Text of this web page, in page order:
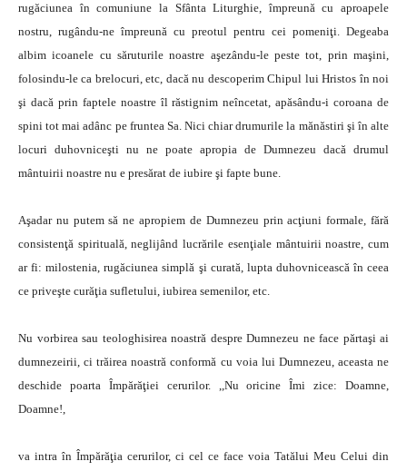
rugăciunea în comuniune la Sfânta Liturghie, împreună cu aproapele
nostru, rugându-ne împreună cu preotul pentru cei pomeniţi. Degeaba
albim icoanele cu săruturile noastre aşezându-le peste tot, prin maşini,
folosindu-le ca brelocuri, etc, dacă nu descoperim Chipul lui Hristos în noi
şi dacă prin faptele noastre îl răstignim neîncetat, apăsându-i coroana de
spini tot mai adânc pe fruntea Sa. Nici chiar drumurile la mănăstiri şi în alte
locuri duhovniceşti nu ne poate apropia de Dumnezeu dacă drumul
mântuirii noastre nu e presărat de iubire şi fapte bune.
Aşadar nu putem să ne apropiem de Dumnezeu prin acţiuni formale, fără
consistenţă spirituală, neglijând lucrările esenţiale mântuirii noastre, cum
ar fi: milostenia, rugăciunea simplă şi curată, lupta duhovnicească în ceea
ce priveşte curăţia sufletului, iubirea semenilor, etc.
Nu vorbirea sau teologhisirea noastră despre Dumnezeu ne face părtaşi ai
dumnezeirii, ci trăirea noastră conformă cu voia lui Dumnezeu, aceasta ne
deschide poarta Împărăţiei cerurilor. ,,Nu oricine Îmi zice: Doamne,
Doamne!,
va intra în Împărăţia cerurilor, ci cel ce face voia Tatălui Meu Celui din